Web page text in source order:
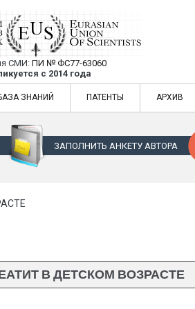
Ученых —
СМИ:ПИ № ФС77-63060
с 2014 года
публикация научных статей в
ЗНАНИЙ ПАТЕНТЫ АРХИВ
ЗАПОЛНИТЬ АНКЕТУ АВТОРА
В ДЕТСКОМ ВОЗРАСТЕ